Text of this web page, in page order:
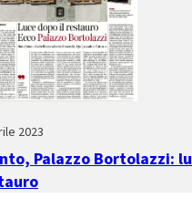
2023
Palazzo Bortolazzi: